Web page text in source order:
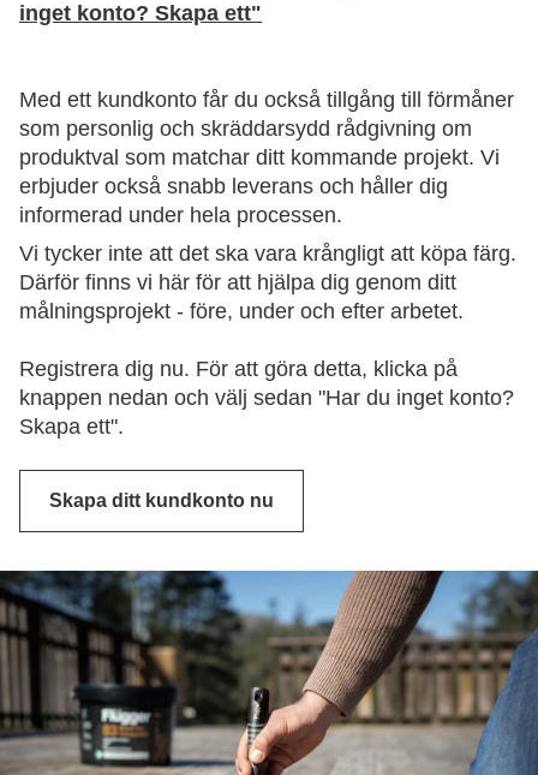
inget konto? Skapa ett"
Med ett kundkonto får du också tillgång till förmåner
som personlig och skräddarsydd rådgivning om
produktval som matchar ditt kommande projekt. Vi
erbjuder också snabb leverans och håller dig
informerad under hela processen.
Vi tycker inte att det ska vara krångligt att köpa färg.
Därför finns vi här för att hjälpa dig genom ditt
målningsprojekt - före, under och efter arbetet.
Registrera dig nu. För att göra detta, klicka på
knappen nedan och välj sedan "Har du inget konto?
Skapa ett".
Skapa ditt kundkonto nu